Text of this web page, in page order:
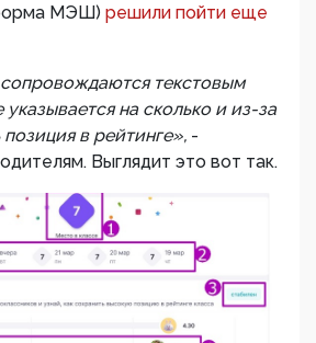
МЭШ) решили пойти еще
текстовым
на сколько и из-за
в рейтинге», -
Выглядит это вот так.